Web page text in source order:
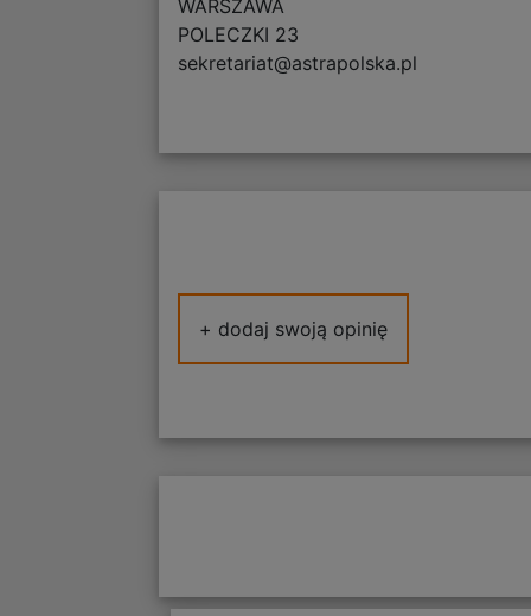
WARSZAWA
POLECZKI 23
sekretariat@astrapolska.pl
+ dodaj swoją opinię